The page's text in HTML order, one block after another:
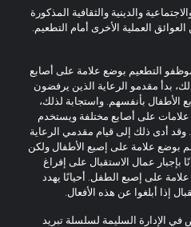
والدينية والثقافية المذكورة
العملية الأخرى أمام التطعيم.
بوضع علامة على أصابع
مقدمو الرعاية الذين يرفضون
بأنفسهم. واستجابة لذلك،
على أصابع مختلفة ويستخدم
ذلك إلى قيام مقدمي الرعاية
علامة على إصبع الأطفال ولكن
عمال الاستقبال على إفراغ
على إصبع الطفل. أحيانًا يهدد
أبلغوا عن هذه الأفعال.
السليمة لسلسلة تبريد